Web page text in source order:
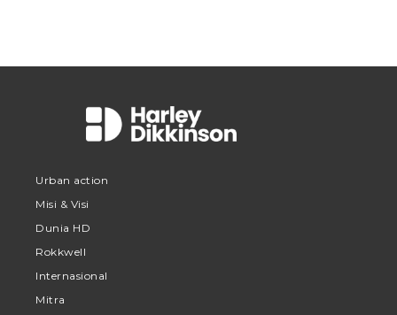
Urban action
Misi & Visi
Dunia HD
Rokkwell
Internasional
Mitra